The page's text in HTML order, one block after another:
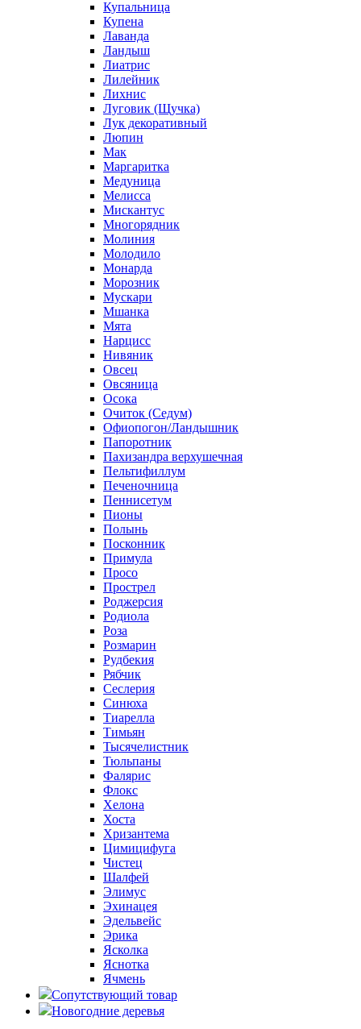
Купальница
Купена
Лаванда
Ландыш
Лиатрис
Лилейник
Лихнис
Луговик (Щучка)
Лук декоративный
Люпин
Мак
Маргаритка
Медуница
Мелисса
Мискантус
Многорядник
Молиния
Молодило
Монарда
Морозник
Мускари
Мшанка
Мята
Нарцисс
Нивяник
Овсец
Овсяница
Осока
Очиток (Седум)
Офиопогон/Ландышник
Папоротник
Пахизандра верхушечная
Пельтифиллум
Печеночница
Пеннисетум
Пионы
Полынь
Посконник
Примула
Просо
Прострел
Роджерсия
Родиола
Роза
Розмарин
Рудбекия
Рябчик
Сеслерия
Синюха
Тиарелла
Тимьян
Тысячелистник
Тюльпаны
Фалярис
Флокс
Хелона
Хоста
Хризантема
Цимицифуга
Чистец
Шалфей
Элимус
Эхинацея
Эдельвейс
Эрика
Ясколка
Яснотка
Ячмень
Сопутствующий товар
Новогодние деревья